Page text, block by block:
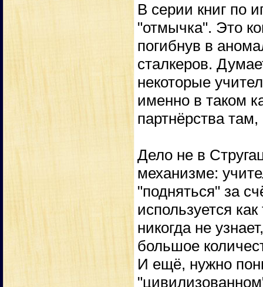
В серии книг по
"отмычка". Это
погибнув в
сталкеров.
некоторые
именно в таком
партнёрства
Дело не в
механизме:
"подняться" за
используется
никогда не
большое
И ещё, нужно